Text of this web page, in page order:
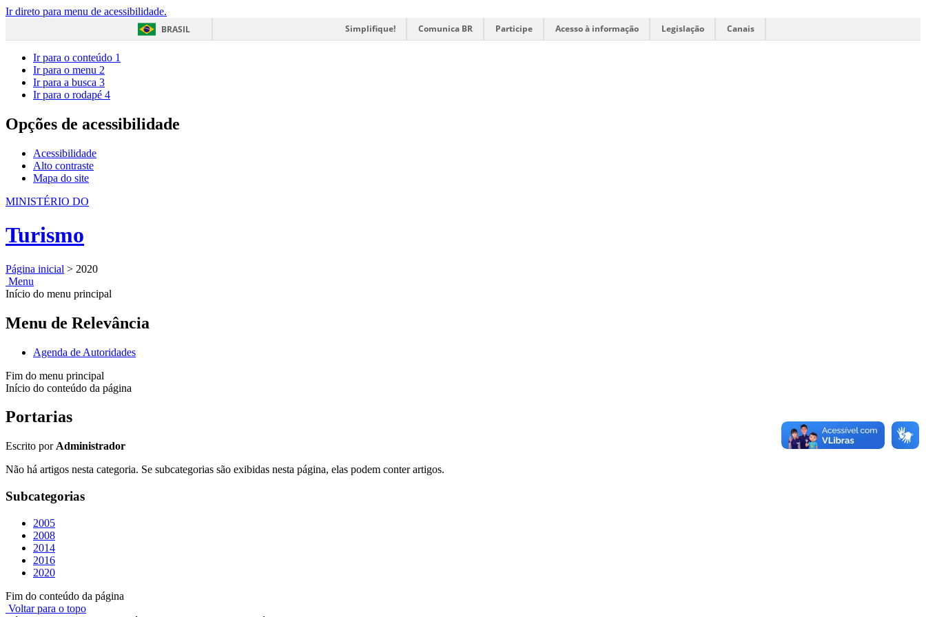
Ir direto para menu de acessibilidade.
BRASIL
Simplifique! Comunica BR Participe Acesso à informação Legislação Canais
Ir para o conteúdo 1
Ir para o menu 2
Ir para a busca 3
Ir para o rodapé 4
Opções de acessibilidade
Acessibilidade
Alto contraste
Mapa do site
MINISTÉRIO DO
Turismo
Página inicial > 2020
Menu
Início do menu principal
Menu de Relevância
Agenda de Autoridades
Fim do menu principal
Início do conteúdo da página
Portarias
Escrito por Administrador
Não há artigos nesta categoria. Se subcategorias são exibidas nesta página, elas podem conter artigos.
Subcategorias
2005
2008
2014
2016
2020
Fim do conteúdo da página
Voltar para o topo